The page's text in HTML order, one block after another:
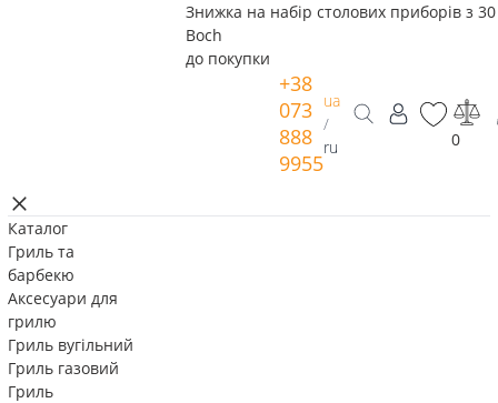
Знижка на набір столових приборів з
Boch
до покупки
+38
073
888
9955
ua
/
ru
0
Каталог
Гриль та
барбекю
Аксесуари для
грилю
Гриль вугільний
Гриль газовий
Гриль